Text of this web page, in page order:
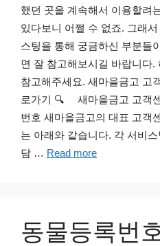
했던 곳을 계속해서 이용할려
있다보니 어쩔 수 없죠. 그래서
스팅을 통해 궁금하신 부분들
면 잘 참고해보시길 바랍니다.
참고해주세요. 새마을금고 고
로가기 🔍 새마을금고 고객
번호 새마을금고의 대표 고객
는 아래와 같습니다. 각 서비
담 … Read more
동물등록번